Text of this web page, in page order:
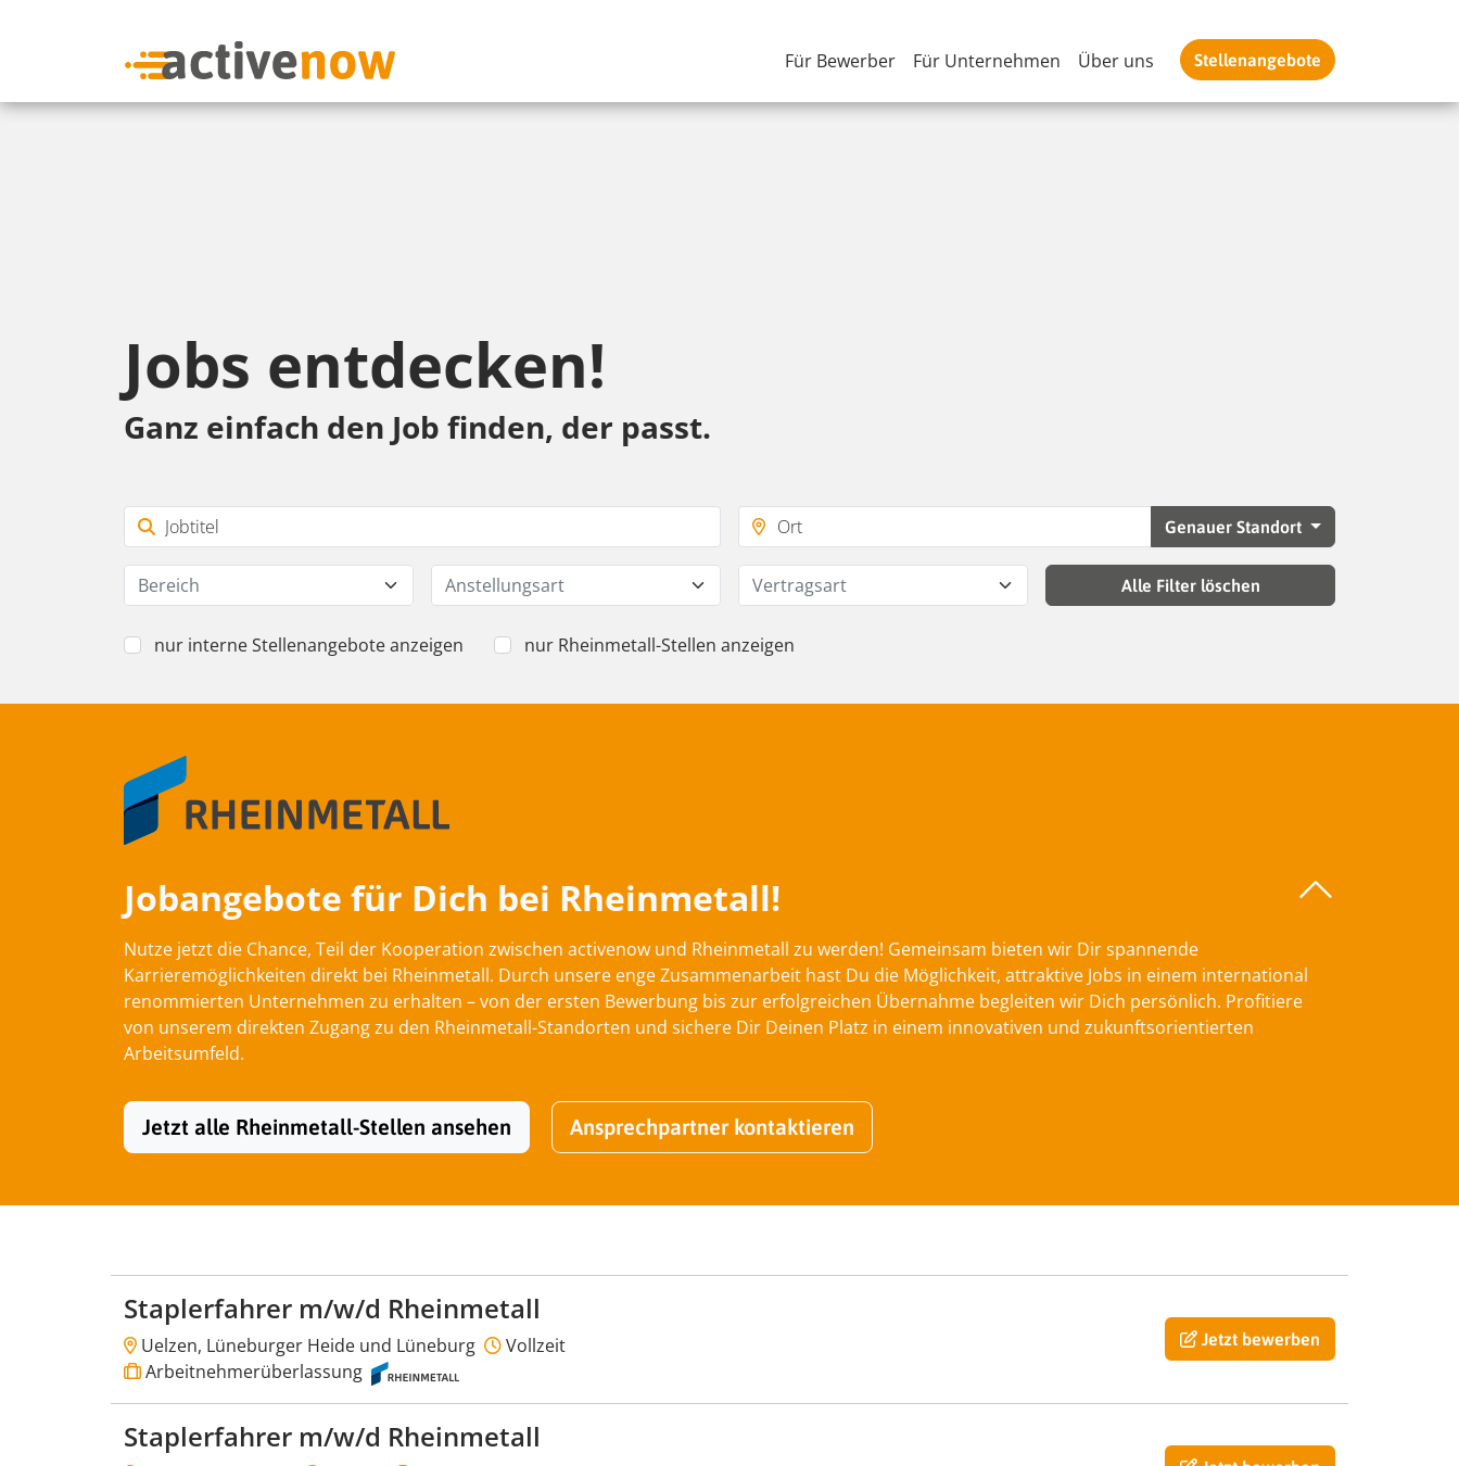
Für Bewerber Für Unternehmen Über uns Stellenangebote
Jobs entdecken!
Ganz einfach den Job finden, der passt.
Genauer Standort
Bereich Anstellungsart Vertragsart Alle Filter löschen
nur interne Stellenangebote anzeigen nur Rheinmetall-Stellen anzeigen
Jobangebote für Dich bei Rheinmetall!
Nutze jetzt die Chance, Teil der Kooperation zwischen activenow und Rheinmetall zu werden! Gemeinsam bieten wir Dir spannende
Karrieremöglichkeiten direkt bei Rheinmetall. Durch unsere enge Zusammenarbeit hast Du die Möglichkeit, attraktive Jobs in einem international
renommierten Unternehmen zu erhalten – von der ersten Bewerbung bis zur erfolgreichen Übernahme begleiten wir Dich persönlich. Profitiere
von unserem direkten Zugang zu den Rheinmetall-Standorten und sichere Dir Deinen Platz in einem innovativen und zukunftsorientierten
Arbeitsumfeld.
Jetzt alle Rheinmetall-Stellen ansehen Ansprechpartner kontaktieren
Staplerfahrer m/w/d Rheinmetall
Uelzen, Lüneburger Heide und Lüneburg
Vollzeit
Arbeitnehmerüberlassung
Jetzt bewerben
Staplerfahrer m/w/d Rheinmetall